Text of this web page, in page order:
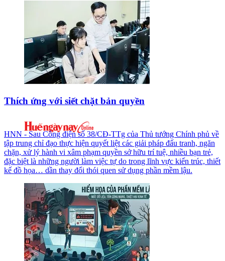
Thích ứng với siết chặt bản quyền
HNN - Sau Công điện số 38/CĐ-TTg của Thủ tướng Chính phủ về
tập trung chỉ đạo thực hiện quyết liệt các giải pháp đấu tranh, ngăn
chặn, xử lý hành vi xâm phạm quyền sở hữu trí tuệ, nhiều bạn trẻ,
đặc biệt là những người làm việc tự do trong lĩnh vực kiến trúc, thiết
kế đồ họa… dần thay đổi thói quen sử dụng phần mềm lậu.